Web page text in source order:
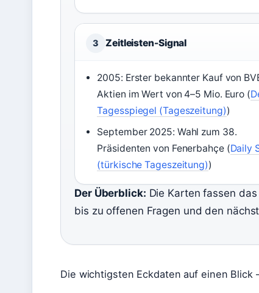
3 Zeitleisten-Signal
2005: Erster bekannter Kauf von
Aktien im Wert von 4–5 Mio. Euro (
Tagesspiegel (Tageszeitung))
September 2025: Wahl zum 38.
Präsidenten von Fenerbahçe (Daily
(türkische Tageszeitung))
Der Überblick: Die Karten fassen
bis zu offenen Fragen und den
Die wichtigsten Eckdaten auf einen Blick